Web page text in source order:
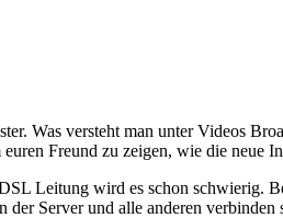
Was versteht man unter Videos
Freund zu zeigen, wie die neue
Leitung wird es schon schwierig.
der Server und alle anderen verbinden